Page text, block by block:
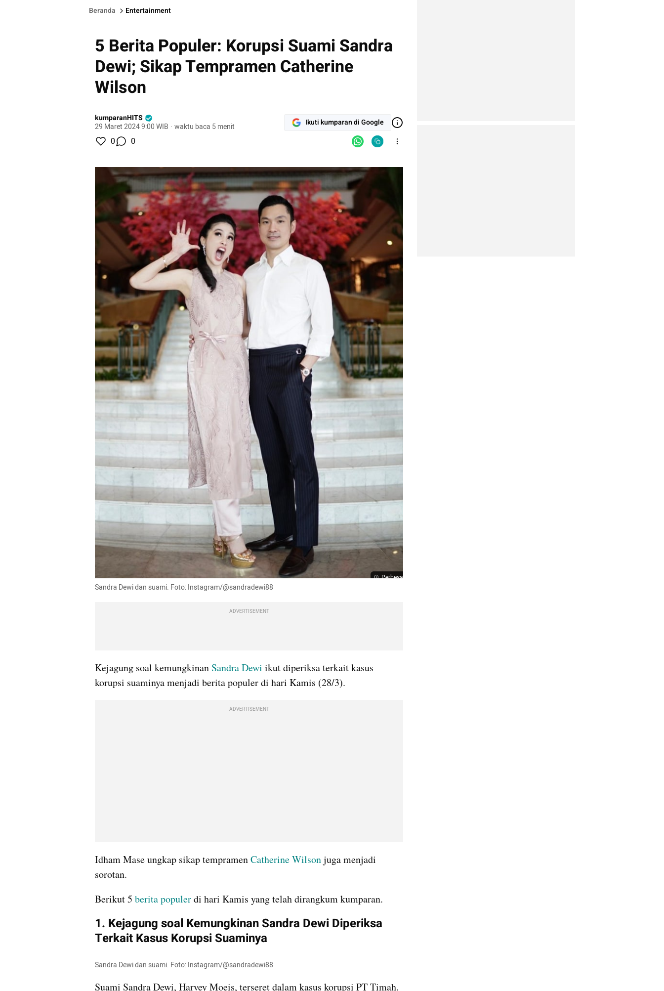
Beranda Entertainment
5 Berita Populer: Korupsi Suami Sandra
Dewi; Sikap Tempramen Catherine
Wilson
kumparanHITS
29 Maret 2024 9:00 WIB · waktu baca 5 menit Ikuti kumparan di Google
0 0
Perbesar
Sandra Dewi dan suami. Foto: Instagram/@sandradewi88
ADVERTISEMENT
Kejagung soal kemungkinan Sandra Dewi ikut diperiksa terkait kasus
korupsi suaminya menjadi berita populer di hari Kamis (28/3).
ADVERTISEMENT
Idham Mase ungkap sikap tempramen Catherine Wilson juga menjadi
sorotan.
Berikut 5 berita populer di hari Kamis yang telah dirangkum kumparan.
1. Kejagung soal Kemungkinan Sandra Dewi Diperiksa
Terkait Kasus Korupsi Suaminya
Sandra Dewi dan suami. Foto: Instagram/@sandradewi88
Suami Sandra Dewi, Harvey Moeis, terseret dalam kasus korupsi PT Timah.